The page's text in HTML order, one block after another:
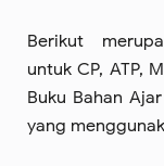
Berikut
untuk CP, ATP,
Buku Bahan
yang